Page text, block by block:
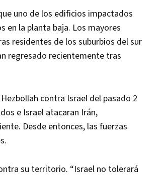
uno de los edificios impactados
en la planta baja. Los mayores
residentes de los suburbios del sur
regresado recientemente tras
contra Israel del pasado 2
e Israel atacaran Irán,
Desde entonces, las fuerzas
su territorio. “Israel no tolerará